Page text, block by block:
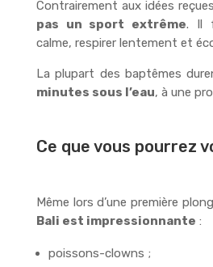
Contrairement aux idées
pas un sport extrême. Il
calme, respirer lentement et
La plupart des baptêmes
minutes sous l’eau, à une
Ce que vous pourrez
Même lors d’une première
Bali est impressionnante :
poissons-clowns ;